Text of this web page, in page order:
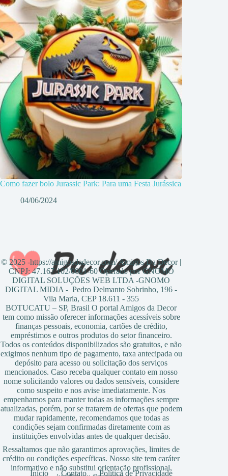
Como fazer bolo Jurassic Park: Para uma Festa Jurássica
04/06/2024
© 2025 -https://amigosdadecor.com/ Amigos Da Decor |
CNPJ: 47.167.102/0001-60 Operado por GNOMO
DIGITAL SOLUÇÕES WEB LTDA -GNOMO
DIGITAL MIDIA - Pedro Delmanto Sobrinho, 196 -
Vila Maria, CEP 18.611 - 355
BOTUCATU – SP, Brasil O portal Amigos da Decor
tem como missão oferecer informações acessíveis sobre
finanças pessoais, economia, cartões de crédito,
empréstimos e outros produtos do setor financeiro.
Todos os conteúdos disponibilizados são gratuitos, e não
exigimos nenhum tipo de pagamento, taxa antecipada ou
depósito para acesso ou solicitação dos serviços
mencionados. Caso receba qualquer contato em nosso
nome solicitando valores ou dados sensíveis, considere
como suspeito e nos avise imediatamente. Nos
empenhamos para manter todas as informações sempre
atualizadas, porém, por se tratarem de ofertas que podem
mudar rapidamente, recomendamos que todas as
condições sejam confirmadas diretamente com as
instituições envolvidas antes de qualquer decisão.
Ressaltamos que não garantimos aprovações, limites de
crédito ou condições específicas. Nosso site tem caráter
informativo e não substitui orientação profissional,
Início Contato Política de Privacidade